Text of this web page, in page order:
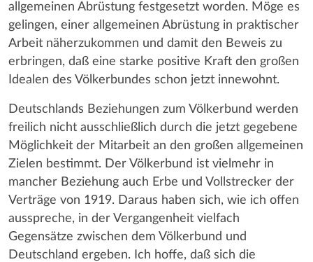
allgemeinen Abrüstung festgesetzt worden. Möge es
gelingen, einer allgemeinen Abrüstung in praktischer
Arbeit näherzukommen und damit den Beweis zu
erbringen, daß eine starke positive Kraft den großen
Idealen des Völkerbundes schon jetzt innewohnt.
Deutschlands Beziehungen zum Völkerbund werden
freilich nicht ausschließlich durch die jetzt gegebene
Möglichkeit der Mitarbeit an den großen allgemeinen
Zielen bestimmt. Der Völkerbund ist vielmehr in
mancher Beziehung auch Erbe und Vollstrecker der
Verträge von 1919. Daraus haben sich, wie ich offen
ausspreche, in der Vergangenheit vielfach
Gegensätze zwischen dem Völkerbund und
Deutschland ergeben. Ich hoffe, daß sich die